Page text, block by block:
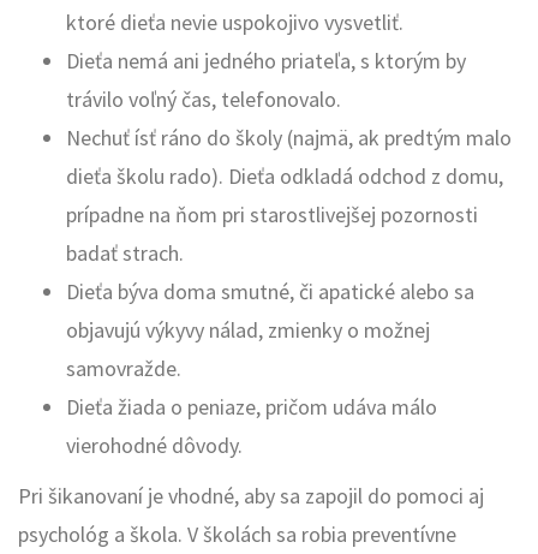
ktoré dieťa nevie uspokojivo vysvetliť.
Dieťa nemá ani jedného priateľa, s ktorým by
trávilo voľný čas, telefonovalo.
Nechuť ísť ráno do školy (najmä, ak predtým malo
dieťa školu rado). Dieťa odkladá odchod z domu,
prípadne na ňom pri starostlivejšej pozornosti
badať strach.
Dieťa býva doma smutné, či apatické alebo sa
objavujú výkyvy nálad, zmienky o možnej
samovražde.
Dieťa žiada o peniaze, pričom udáva málo
vierohodné dôvody.
Pri šikanovaní je vhodné, aby sa zapojil do pomoci aj
psychológ a škola. V školách sa robia preventívne